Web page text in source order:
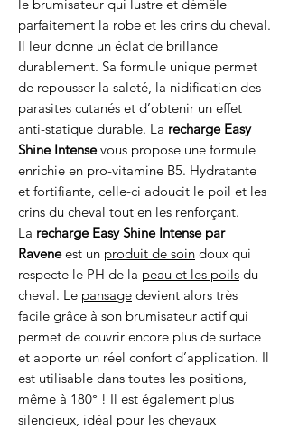
le brumisateur qui lustre et démêle
parfaitement la robe et les crins du cheval.
Il leur donne un éclat de brillance
durablement. Sa formule unique permet
de repousser la saleté, la nidification des
parasites cutanés et d’obtenir un effet
anti-statique durable. La recharge Easy
Shine Intensevous propose une formule
enrichie en pro-vitamine B5. Hydratante
et fortifiante, celle-ci adoucit le poil et les
crins du cheval tout en les renforçant.
La recharge Easy Shine Intense par
Raveneest un produit de soin doux qui
respecte le PH de la peau et les poils du
cheval. Le pansage devient alors très
facile grâce à son brumisateur actif qui
permet de couvrir encore plus de surface
et apporte un réel confort d’application. Il
est utilisable dans toutes les positions,
même à 180° ! Il est également plus
silencieux, idéal pour les chevaux